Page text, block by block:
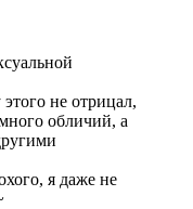
не отрицал,
обличий, а
я даже не